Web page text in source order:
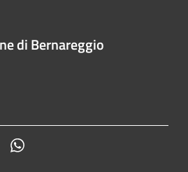
di Bernareggio